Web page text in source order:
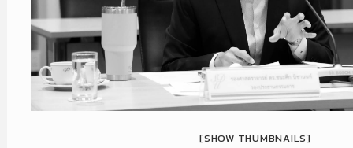
[SHOW THUMBNAILS]